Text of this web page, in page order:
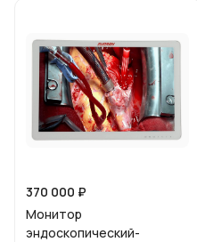
370 000 ₽
Монитор
эндоскопический-